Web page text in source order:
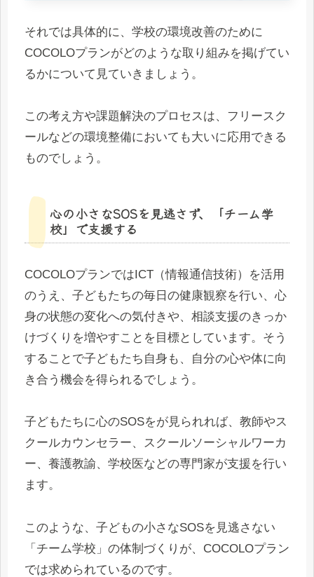
それでは具体的に、学校の環境改善のために
COCOLOプランがどのような取り組みを掲げてい
るかについて見ていきましょう。
この考え方や課題解決のプロセスは、フリースク
ールなどの環境整備においても大いに応用できる
ものでしょう。
心の小さなSOSを見逃さず、「チーム学
校」で支援する
COCOLOプランではICT（情報通信技術）を活用
のうえ、子どもたちの毎日の健康観察を行い、心
身の状態の変化への気付きや、相談支援のきっか
けづくりを増やすことを目標としています。そう
することで子どもたち自身も、自分の心や体に向
き合う機会を得られるでしょう。
子どもたちに心のSOSをが見られれば、教師やス
クールカウンセラー、スクールソーシャルワーカ
ー、養護教諭、学校医などの専門家が支援を行い
ます。
このような、子どもの小さなSOSを見逃さない
「チーム学校」の体制づくりが、COCOLOプラン
では求められているのです。